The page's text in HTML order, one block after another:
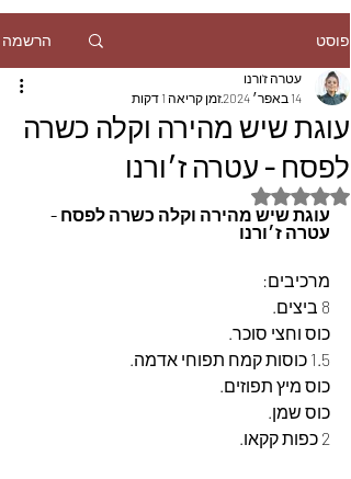
פוסט הרשמה
עוגת שיש מהירה וקלה כשרה
לפסח - עטרה ז׳ורנו
עטרה ז'ורנו
14 באפר׳ 2024
זמן קריאה 1 דקות
דירוג של NaN מתוך 5 כוכבים
עוגת שיש מהירה וקלה כשרה לפסח -
עטרה ז׳ורנו
מרכיבים:
8 ביצים.
כוס וחצי סוכר.
1.5 כוסות קמח תפוחי אדמה.
כוס מיץ תפוזים.
כוס שמן.
2 כפות קקאו.